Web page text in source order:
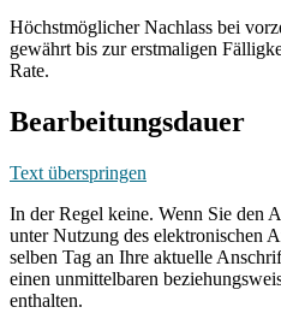
Höchstmöglicher Nachlass bei
gewährt bis zur erstmaligen
Rate.
Bearbeitungsdauer
Text überspringen
In der Regel keine. Wenn Sie den
unter Nutzung des elektronischen
selben Tag an Ihre aktuelle
einen unmittelbaren
enthalten.